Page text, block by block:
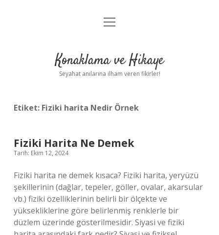
Anasayfa
Yasal Uyarı
menüyü
Konaklama ve Hikaye
Seyahat anılarına ilham veren fikirler!
Etiket: Fiziki harita Nedir Örnek
Fiziki Harita Ne Demek
Tarih: Ekim 12, 2024
Fiziki harita ne demek kısaca? Fiziki harita, yeryüzü
şekillerinin (dağlar, tepeler, göller, ovalar, akarsular
vb.) fiziki özelliklerinin belirli bir ölçekte ve
yüksekliklerine göre belirlenmiş renklerle bir
düzlem üzerinde gösterilmesidir. Siyasi ve fiziki